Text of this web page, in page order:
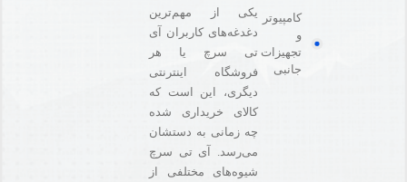
کامپیوتر
و
تجهیزات
جانبی
یکی از مهم‌ترین
دغدغه‌های کاربران آی
تی سرچ یا هر
فروشگاه‌ اینترنتی
دیگری، این است که
کالای خریداری شده
چه زمانی به دستشان
می‌رسد. آی تی سرچ
شیوه‌های مختلفی از